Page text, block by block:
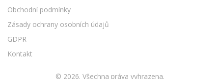
Obchodní podmínky
Zásady ochrany osobních údajů
GDPR
Kontakt
© 2026. Všechna práva vyhrazena.